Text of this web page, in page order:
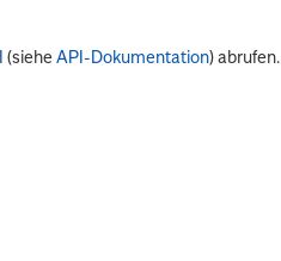
(sieheAPI-Dokumentation) abrufen.